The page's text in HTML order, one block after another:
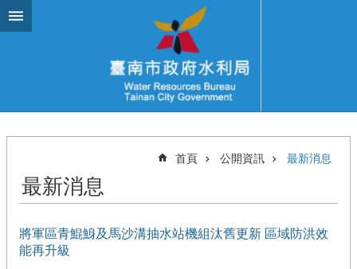
跳到主要內容區塊
首頁 公開資訊 最新消息
最新消息
將軍區青鯤鯓及馬沙溝抽水站機組汰舊更新 區域防洪效
能再升級